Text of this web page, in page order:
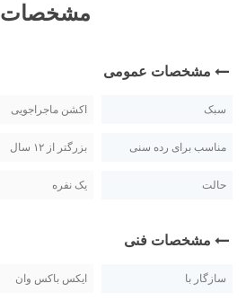
مشخصات
مشخصات عمومی
سبک اکشن ماجراجویی
مناسب برای رده سنی بزرگتر از ۱۲ سال
حالت یک نفره
مشخصات فنی
سازگار با ایکس باکس وان